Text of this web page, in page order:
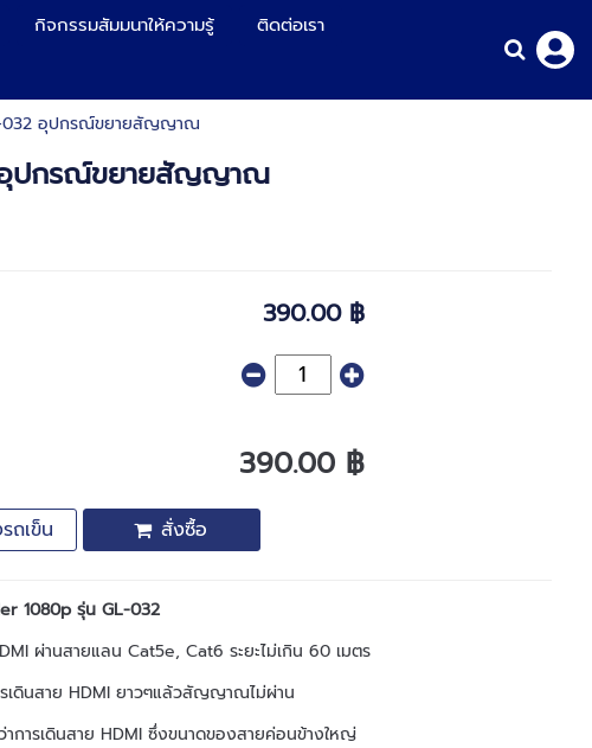
กิจกรรมสัมมนาให้ความรู้
ติดต่อเรา
032 อุปกรณ์ขยายสัญญาณ
อุปกรณ์ขยายสัญญาณ
390.00 ฿
390.00 ฿
ถเข็น สั่งซื้อ
1080p รุ่น GL-032
ผ่านสายแลน Cat5e, Cat6 ระยะไม่เกิน 60 เมตร
เดินสาย HDMI ยาวๆแล้วสัญญาณไม่ผ่าน
าการเดินสาย HDMI ซึ่งขนาดของสายค่อนข้างใหญ่